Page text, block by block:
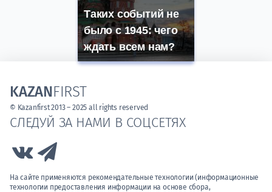
Таких событий не
было с 1945: чего
ждать всем нам?
СЛЕДУЙ ЗА НАМИ В СОЦСЕТЯХ
Link to Vk
На сайте применяются рекомендательные технологии (информационные
технологии предоставления информации на основе сбора,
KAZANFIRST
© Kazanfirst 2013 – 2025 all rights reserved